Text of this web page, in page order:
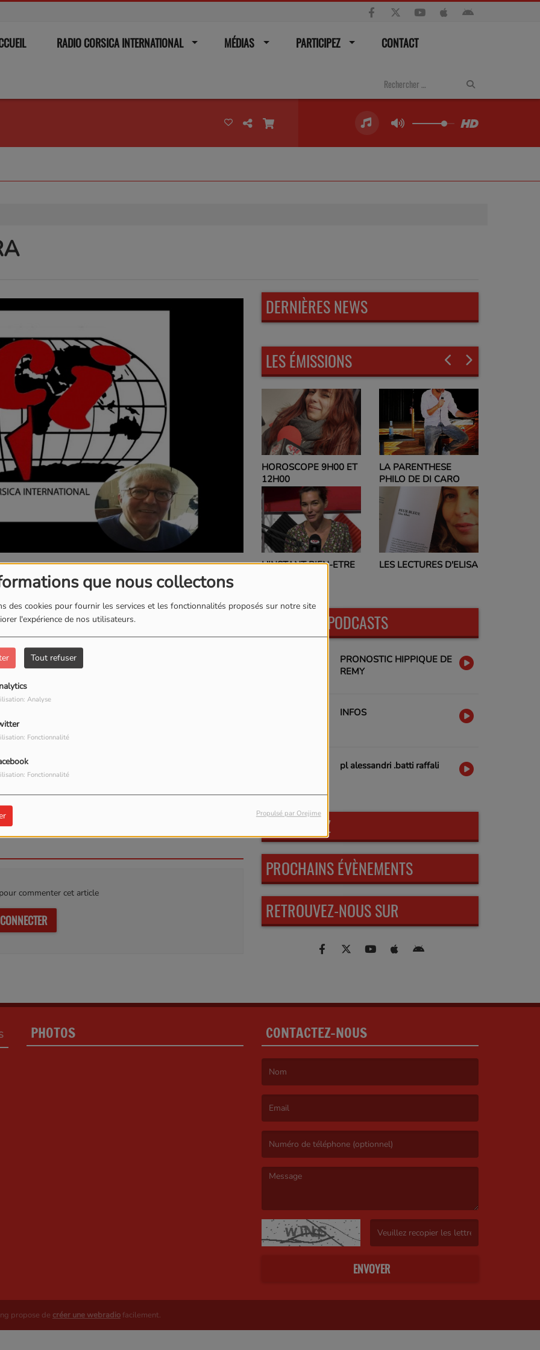
que nous collectons
des cookies pour fournir les services et les fonctionnalités proposés sur notre site
l'expérience de nos utilisateurs.
Tout refuser
Analyse
Fonctionnalité
Fonctionnalité
Propulsé par Orejime
RADIO CORSICA INTERNATIONAL MÉDIAS PARTICIPEZ CONTACT
VUES
TÉLÉCHARGER LE PODCAST
commenter cet article
DERNIÈRES NEWS
LES ÉMISSIONS
HOROSCOPE 9H00 ET
L'INSTANT BIEN-ETRE
LA PARENTHESE
PHILO DE DI CARO
LES LECTURES D'ELISA
ET NO POLITIC
PROGRAMMES
DERNIERS PODCASTS
PRONOSTIC HIPPIQUE DE
REMY
INFOS
pl alessandri .batti raffali
PARTICIPEZ
PROCHAINS ÉVÈNEMENTS
RETROUVEZ-NOUS SUR
PHOTOS CONTACTEZ-NOUS
ENVOYER
propose de créer une webradio facilement.